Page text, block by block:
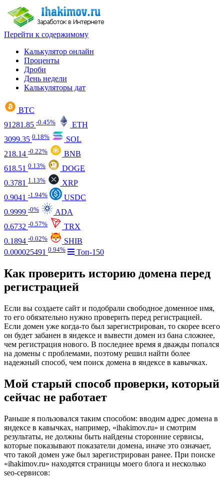
Перейти к содержимому
Калькулятор онлайн
Проценты
Дроби
День недели
Калькуляторы дат
BTC
91281.85 -0.45%
ETH
3099.35 0.18%
SOL
218.14 -0.22%
BNB
618.51 0.13%
DOGE
0.3781 1.13%
XRP
0.9041 -1.94%
USDC
0.9999 -0%
ADA
0.6732 -0.57%
TRX
0.1894 -0.02%
SHIB
0.000025491 0.94% Топ-150
Как проверить историю домена перед
регистрацией
Если вы создаете сайт и подобрали свободное доменное имя,
то его обязательно нужно проверить перед регистрацией.
Если домен уже когда-то был зарегистрирован, то скорее всего
он будет забанен в яндексе и вывести домен из бана сложнее,
чем регистрация нового. В последнее время я дважды попался
на домены с проблемами, поэтому решил найти более
надежный способ, чем поиск домена в яндексе в кавычках.
Мой старый способ проверки, который
сейчас не работает
Раньше я пользовался таким способом: вводим адрес домена в
яндексе в кавычках, например, «ihakimov.ru» и смотрим
результаты, не должны быть найдены сторонние сервисы,
которые показывают показатели домена, иначе это означает,
что такой домен уже был зарегистрирован ранее. При поиске
«ihakimov.ru» находятся страницы моего блога и несколько
seo-сервисов: